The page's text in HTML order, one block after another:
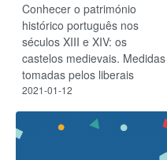
Conhecer o património
histórico português nos
séculos XIII e XIV: os
castelos medievais. Medidas
tomadas pelos liberais
2021-01-12